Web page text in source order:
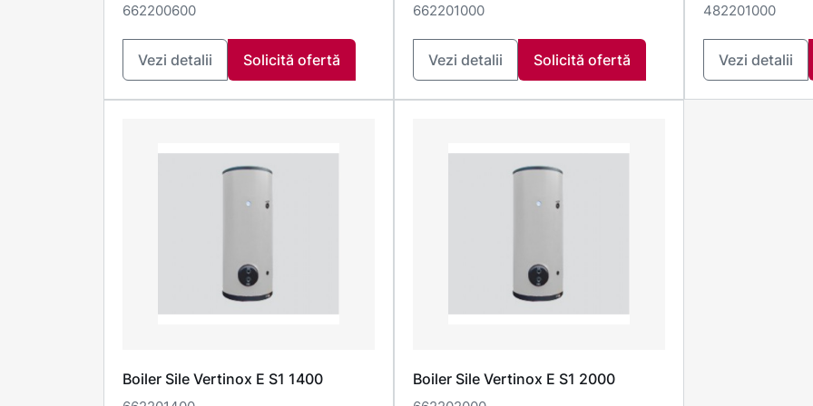
662200600
Vezi detalii Solicită ofertă
662201000
Vezi detalii Solicită ofertă
482201000
Vezi detalii
Boiler Sile Vertinox E S1 1400 Boiler Sile Vertinox E S1 2000